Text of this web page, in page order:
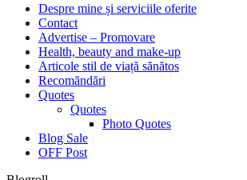
gânduriDespre mine și serviciile oferite
Contact
Advertise – Promovare
Health, beauty and make-up
Articole stil de viață sănătos
Recomăndări
Quotes
Quotes
Photo Quotes
Blog Sale
OFF Post